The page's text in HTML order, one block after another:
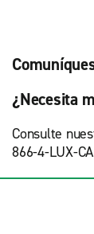
¿Necesita
Consulte
866-4-LUX-